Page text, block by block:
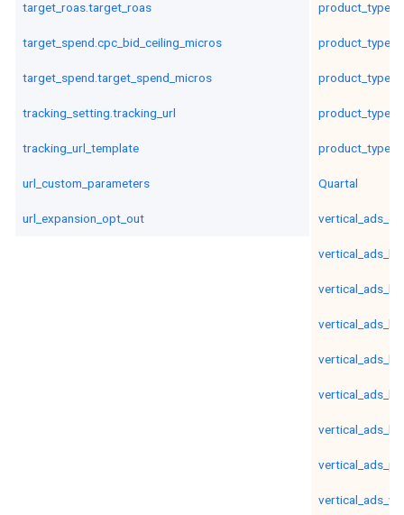
target_roas.target_roas
target_spend.cpc_bid_ceiling_micros
target_spend.target_spend_micros
tracking_setting.tracking_url
tracking_url_template
url_custom_parameters
url_expansion_opt_out
Quartal